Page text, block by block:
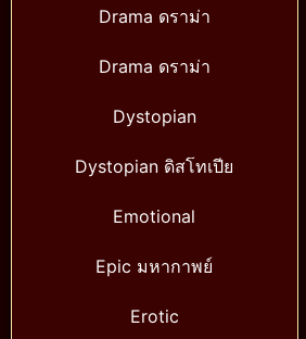
Drama ดราม่า
Drama ดราม่า
Dystopian
Dystopian ดิสโทเปีย
Emotional
Epic มหากาพย์
Erotic